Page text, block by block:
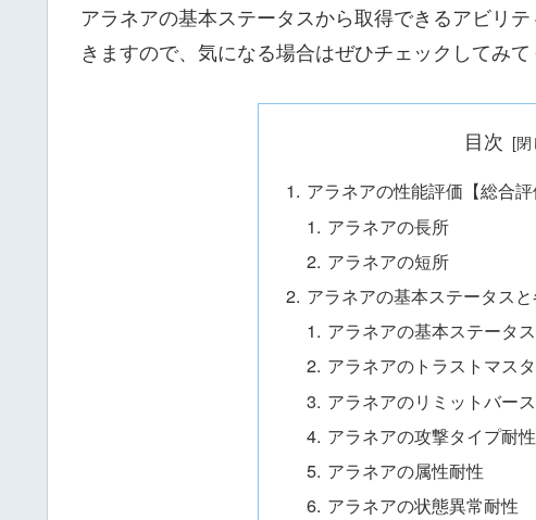
アラネアの基本ステータスから取得できるアビリ
きますので、気になる場合はぜひチェックしてみて
目次
アラネアの性能評価【総合
アラネアの長所
アラネアの短所
アラネアの基本ステータス
アラネアの基本ステータス
アラネアのトラストマス
アラネアのリミットバー
アラネアの攻撃タイプ耐性
アラネアの属性耐性
アラネアの状態異常耐性